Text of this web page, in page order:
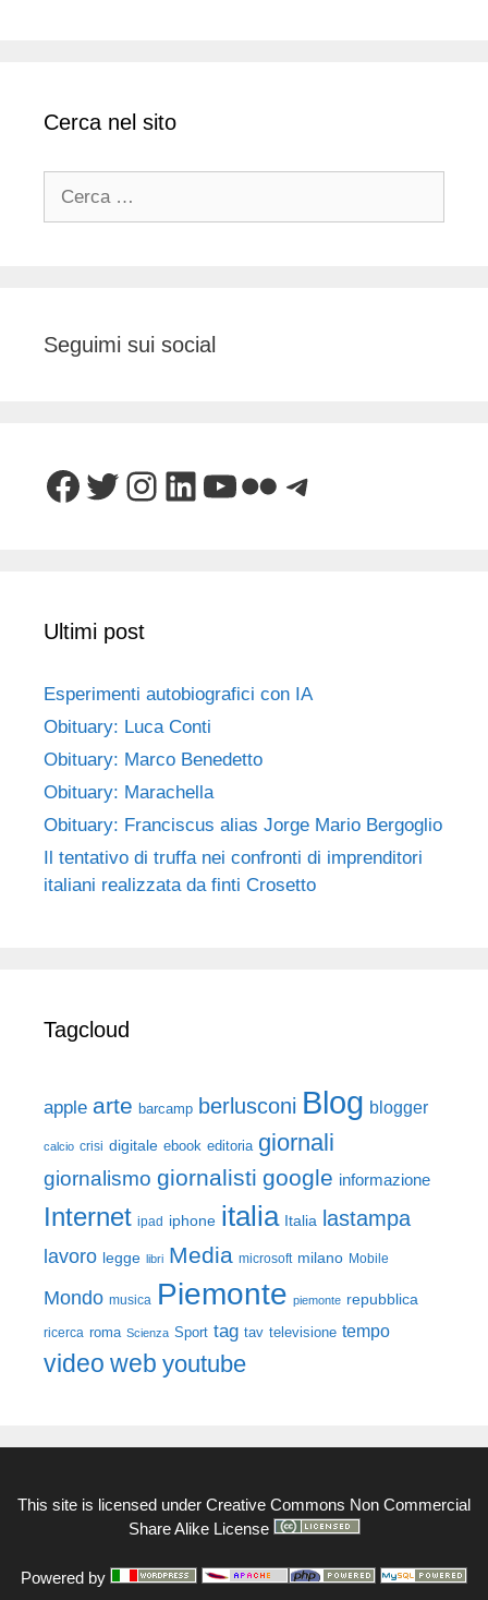
Cerca nel sito
Seguimi sui social
Facebook
Twitter
Instagram
LinkedIn
YouTube
FlickrTelegram
Ultimi post
Esperimenti autobiografici con IA
Obituary: Luca Conti
Obituary: Marco Benedetto
Obituary: Marachella
Obituary: Franciscus alias Jorge Mario Bergoglio
Il tentativo di truffa nei confronti di imprenditori
italiani realizzata da finti Crosetto
Tagcloud
apple arte barcamp berlusconi Blog blogger
calcio crisi digitale ebook editoria giornali
giornalismo giornalisti google informazione
Internet ipad iphone italia Italia lastampa
lavoro legge libri Media microsoft milano Mobile
Mondo musica Piemonte piemonte repubblica
ricerca roma Scienza Sport tag tav televisione tempo
video web youtube
This site is licensed under Creative Commons Non Commercial
Share Alike License
Powered by